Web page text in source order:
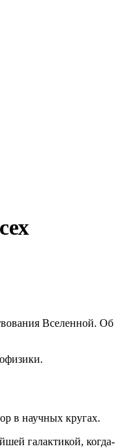
Вселенной. Об
в научных кругах.
галактикой, когда-